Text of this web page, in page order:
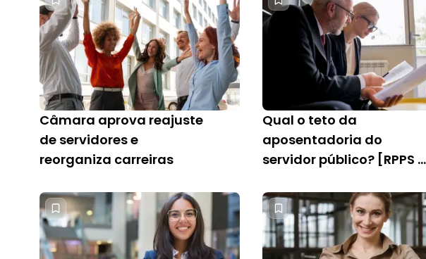
Câmara aprova reajuste
de servidores e
reorganiza carreiras
Qual o teto da
aposentadoria do
servidor público? [RPPS e